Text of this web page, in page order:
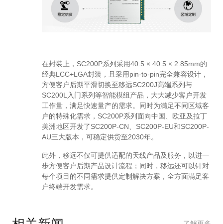
在封装上，SC200P系列采用40.5 × 40.5 × 2.85mm的
经典LCC+LGA封装，且采用pin-to-pin完全兼容设计，
方便客户后期平滑切换至移远SC200J高端系列与
SC200L入门系列等智能模组产品，大大减少客户开发
工作量，满足快速量产的需求。同时为满足不同区域客
户的特殊化需求，SC200P系列面向中国、欧亚及拉丁
美洲地区开发了SC200P-CN、SC200P-EU和SC200P-
AU三大版本，可稳定供货至2030年。
此外，移远不仅可提供适配的天线产品及服务，以进一
步方便客户后期产品设计流程；同时，移远还可以针对
每个项目的不同需求提供定制解决方案，全方面满足客
户终端开发需求。